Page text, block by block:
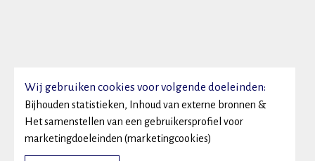
Wij gebruiken cookies voor volgende doeleinden:
Bijhouden statistieken, Inhoud van externe bronnen &
Het samenstellen van een gebruikersprofiel voor
marketingdoeleinden (marketingcookies)